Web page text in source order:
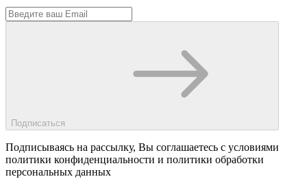
Подписаться
Подписываясь на рассылку, Вы соглашаетесь c условиями
политики конфиденциальности и политики обработки
персональных данных